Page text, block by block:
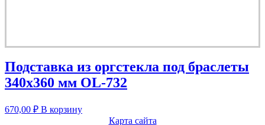
Подставка из оргстекла под браслеты
340х360 мм OL-732
670,00 ₽ В корзину
Карта сайта